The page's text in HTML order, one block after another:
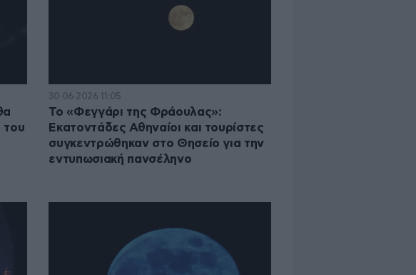
του
30·06·2026 11:05
Το «Φεγγάρι της Φράουλας»:
Εκατοντάδες Αθηναίοι και τουρίστες
συγκεντρώθηκαν στο Θησείο για την
εντυπωσιακή πανσέληνο